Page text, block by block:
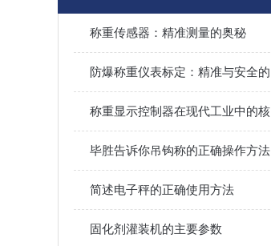
称重传感器：精准测量的奥秘
毕胜告诉你吊钩称的正确操作方法
简述电子秤的正确使用方法
固化剂灌装机的主要参数